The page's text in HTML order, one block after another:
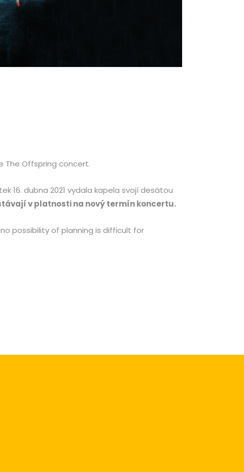
The Offspring concert.
16. dubna 2021 vydala kapela svojí desátou
v platnosti na nový termín koncertu.
possibility of planning is difficult for